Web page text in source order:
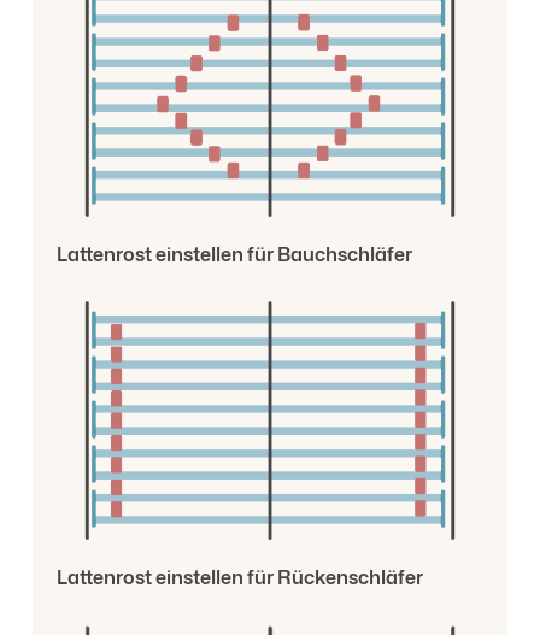
Lattenrost einstellen für Bauchschläfer
Lattenrost einstellen für Rückenschläfer